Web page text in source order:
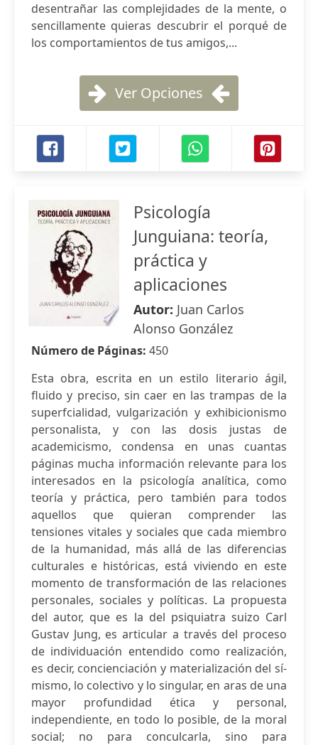
desentrañar las complejidades de la mente, o
sencillamente quieras descubrir el porqué de
los comportamientos de tus amigos,...
Ver Opciones
Psicología
Junguiana: teoría,
práctica y
aplicaciones
Autor: Juan Carlos
Alonso González
Número de Páginas: 450
Esta obra, escrita en un estilo literario ágil,
fluido y preciso, sin caer en las trampas de la
superfcialidad, vulgarización y exhibicionismo
personalista, y con las dosis justas de
academicismo, condensa en unas cuantas
páginas mucha información relevante para los
interesados en la psicología analítica, como
teoría y práctica, pero también para todos
aquellos que quieran comprender las
tensiones vitales y sociales que cada miembro
de la humanidad, más allá de las diferencias
culturales e históricas, está viviendo en este
momento de transformación de las relaciones
personales, sociales y políticas. La propuesta
del autor, que es la del psiquiatra suizo Carl
Gustav Jung, es articular a través del proceso
de individuación entendido como realización,
es decir, concienciación y materialización del sí-
mismo, lo colectivo y lo singular, en aras de una
mayor profundidad ética y personal,
independiente, en todo lo posible, de la moral
social; no para conculcarla, sino para